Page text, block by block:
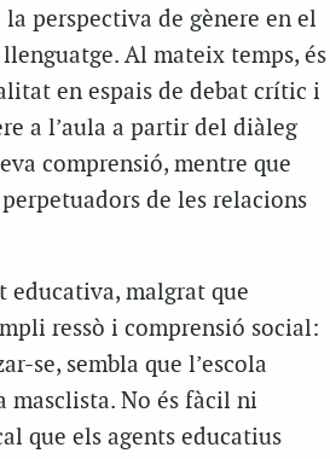
perspectiva de gènere en el
Al mateix temps, és
en espais de debat crític i
a l’aula a partir del diàleg
comprensió, mentre que
de les relacions
educativa, malgrat que
ressò i comprensió social:
se, sembla que l’escola
No és fàcil ni
que els agents educatius